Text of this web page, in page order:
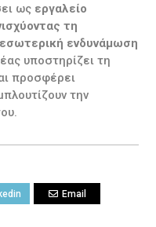
ως εργαλείο
τη
ενδυνάμωση
υποστηρίζει τη
προσφέρει
την
Email